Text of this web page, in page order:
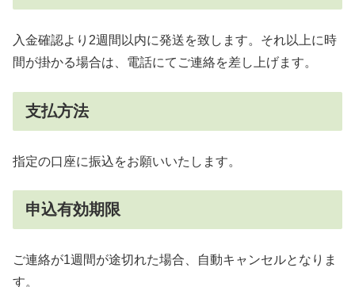
入金確認より2週間以内に発送を致します。それ以上に時
間が掛かる場合は、電話にてご連絡を差し上げます。
支払方法
指定の口座に振込をお願いいたします。
申込有効期限
ご連絡が1週間が途切れた場合、自動キャンセルとなりま
す。